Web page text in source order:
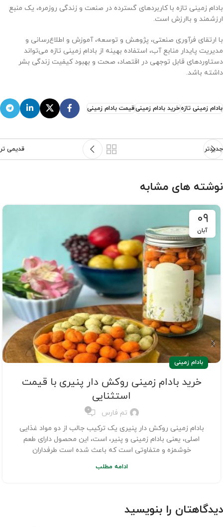
بادام زمینی تازه با کاربردهای گسترده در صنعت و زندگی روزمره، یک منبع
ارزشمند و باارزش است.
با ارتقای فرآوری صنعتی، پژوهش و توسعه، آموزش و اطلاع‌رسانی و
مدیریت پایدار منابع آب، استفاده بهینه از بادام زمینی تازه می‌تواند
دستاوردهای قابل توجهی در اقتصاد، صحت و بهبود کیفیت زندگی بشر
داشته باشد.
بادام زمینی تازهخرید بادام زمینیقیمت بادام زمینی
جدیدتر قدیمی تر
نوشته های مشابه
۰۹
آبان
بادام زمینی
خرید بادام زمینی روکش دار پنیری با قیمت
استثنایی
تم فارس 0
بادام زمینی روکش دار پنیری یک ترکیب جالب از دو مواد غذایی
اصلی، یعنی بادام زمینی و پنیر، است، این محصول دارای طعم
خوشمزه و متفاوتی است که باعث شده است طرفداران
ادامه مطلب
دیدگاهتان را بنویسید